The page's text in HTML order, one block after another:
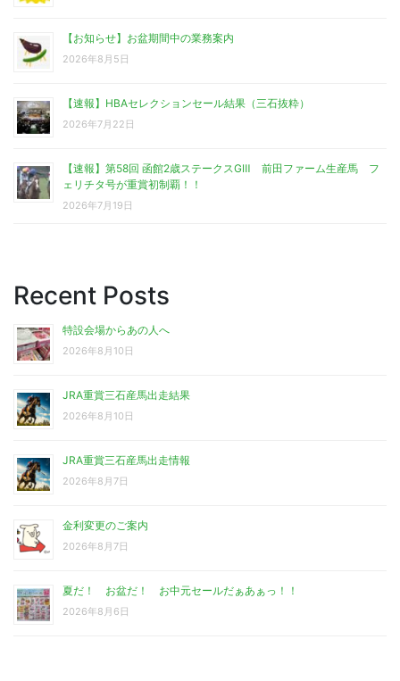
【お知らせ】お盆期間中の業務案内
2026年8月5日
【速報】HBAセレクションセール結果（三石抜粋）
2026年7月22日
【速報】第58回 函館2歳ステークスGⅢ 前田ファーム生産馬 フ
ェリチタ号が重賞初制覇！！
2026年7月19日
Recent Posts
特設会場からあの人へ
2026年8月10日
JRA重賞三石産馬出走結果
2026年8月10日
JRA重賞三石産馬出走情報
2026年8月7日
金利変更のご案内
2026年8月7日
夏だ！ お盆だ！ お中元セールだぁあぁっ！！
2026年8月6日